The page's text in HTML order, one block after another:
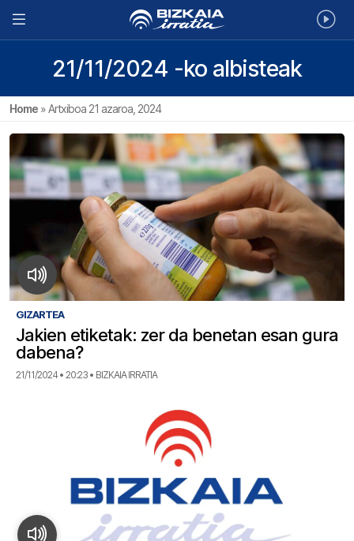
21/11/2024 -ko albisteak
Home »Artxiboa 21 azaroa, 2024
GIZARTEA
Jakien etiketak: zer da benetan esan gura
dabena?
21/11/2024 • 20:23 • BIZKAIA IRRATIA